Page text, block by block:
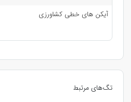
تگ‌های مرتبط
آیکن های خطی کشاورزی